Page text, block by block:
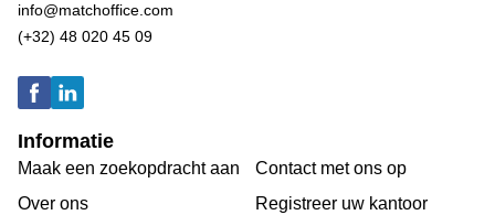
info@matchoffice.com
(+32) 48 020 45 09
Informatie
Maak een zoekopdracht aan
Over ons
Contact met ons op
Registreer uw kantoor